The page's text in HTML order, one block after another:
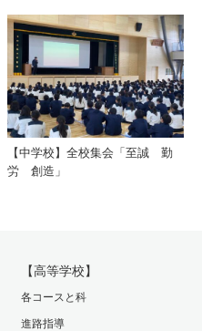
【中学校】全校集会「至誠 勤
労 創造」
【高等学校】
各コースと科
進路指導